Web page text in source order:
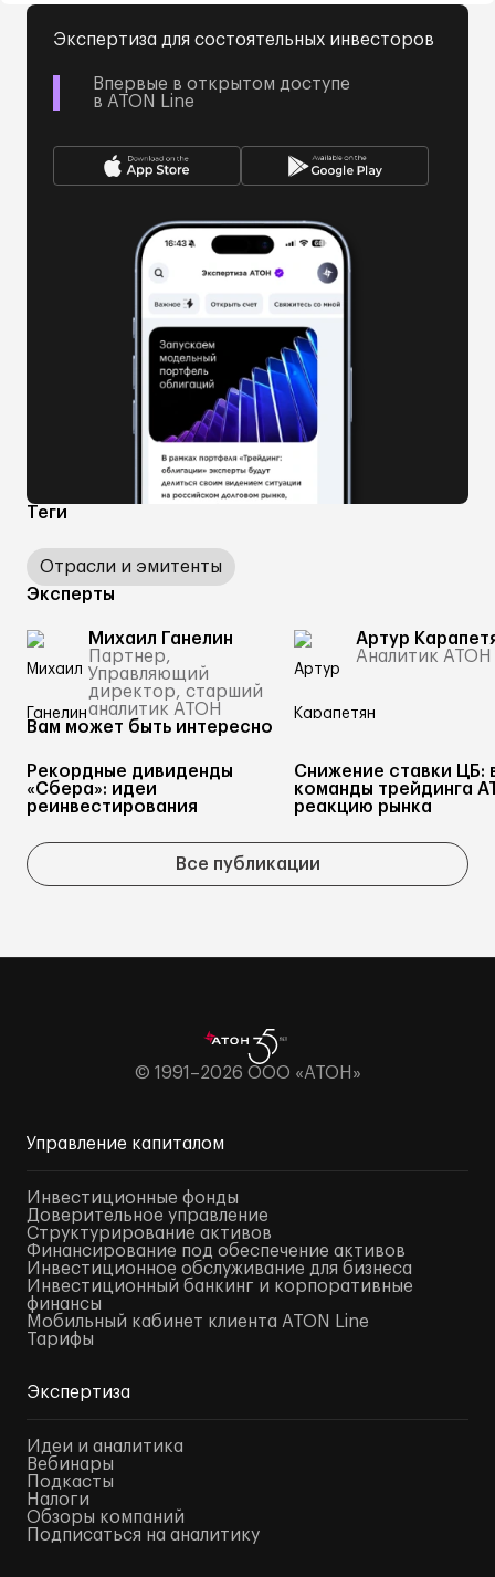
Теги
Отрасли и эмитенты
Эксперты
Михаил Ганелин
Партнер,
Управляющий
директор, старший
аналитик АТОН
Артур
Аналитик АТОН
Экспертиза для состоятельных инвесторов
Впервые в открытом доступе
в ATON Line
Вам может быть интересно
Рекордные дивиденды
«Сбера»: идеи
реинвестирования
Снижение ставки ЦБ:
команды трейдинга
реакцию рынка
Все публикации
© 1991–2026 ООО «АТОН»
Управление капиталом
Инвестиционные фонды
Доверительное управление
Структурирование активов
Финансирование под обеспечение активов
Инвестиционное обслуживание для бизнеса
Инвестиционный банкинг и корпоративные
финансы
Мобильный кабинет клиента ATON Line
Тарифы
Экспертиза
Идеи и аналитика
Вебинары
Подкасты
Налоги
Обзоры компаний
Подписаться на аналитику